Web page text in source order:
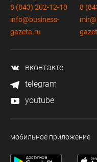
8 (843) 202-12-10
info@business-
gazeta.ru
8
вконтакте
telegram
youtube
мобильное приложение